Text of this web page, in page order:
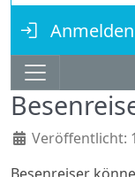
login Anmelden
Details
Veröffentlicht: